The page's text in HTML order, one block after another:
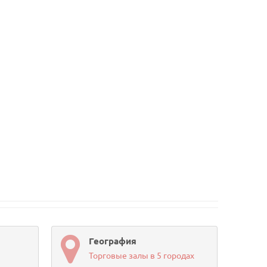
География
Торговые залы в 5 городах